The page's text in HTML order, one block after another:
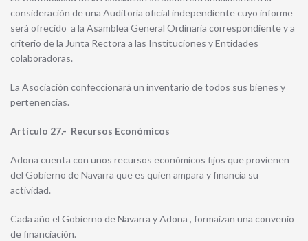
consideración de una Auditoría oficial independiente cuyo informe
será ofrecido a la Asamblea General Ordinaria correspondiente y a
criterio de la Junta Rectora a las Instituciones y Entidades
colaboradoras.
La Asociación confeccionará un inventario de todos sus bienes y
pertenencias.
Artículo 27.- Recursos Económicos
Adona cuenta con unos recursos económicos fijos que provienen
del Gobierno de Navarra que es quien ampara y financia su
actividad.
Cada año el Gobierno de Navarra y Adona , formaizan una convenio
de financiación.